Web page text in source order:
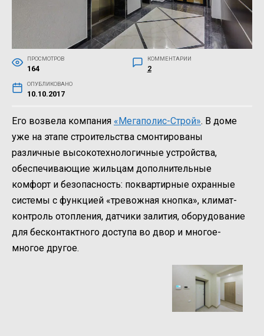
ПРОСМОТРОВ
164
КОММЕНТАРИИ
2
ОПУБЛИКОВАНО
10.10.2017
Его возвела компания «Мегаполис-Строй». В доме
уже на этапе строительства смонтированы
различные высокотехнологичные устройства,
обеспечивающие жильцам дополнительные
комфорт и безопасность: поквартирные охранные
системы с функцией «тревожная кнопка», климат-
контроль отопления, датчики залития, оборудование
для бесконтактного доступа во двор и многое-
многое другое.